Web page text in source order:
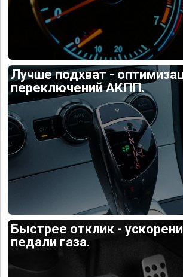
Лучше подхват -
переключений АКПП.
Быстрее отклик -
педали газа.